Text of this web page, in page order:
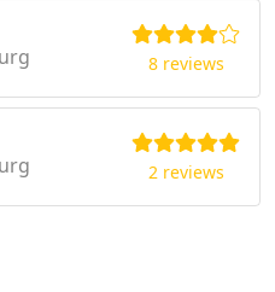
8 reviews
2 reviews